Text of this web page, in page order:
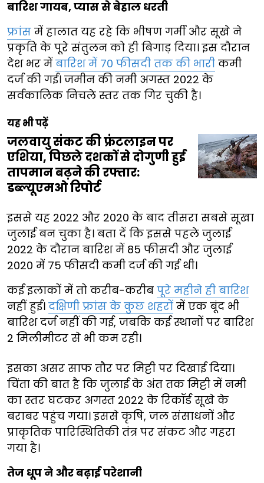
बारिश गायब, प्यास से बेहाल धरती
फ्रांस में हालात यह रहे कि भीषण गर्मी और सूखे ने
प्रकृति के पूरे संतुलन को ही बिगाड़ दिया। इस दौरान
देश भर में बारिश में 70 फीसदी तक की भारी कमी
दर्ज की गई। जमीन की नमी अगस्त 2022 के
सर्वकालिक निचले स्तर तक गिर चुकी है।
यह भी पढ़ें
जलवायु संकट की फ्रंटलाइन पर
एशिया, पिछले दशकों से दोगुणी हुई
तापमान बढ़ने की रफ्तार:
डब्ल्यूएमओ रिपोर्ट
इससे यह 2022 और 2020 के बाद तीसरा सबसे सूखा
जुलाई बन चुका है। बता दें कि इससे पहले जुलाई
2022 के दौरान बारिश में 85 फीसदी और जुलाई
2020 में 75 फीसदी कमी दर्ज की गई थी।
कई इलाकों में तो करीब-करीब पूरे महीने ही बारिश
नहीं हुई। दक्षिणी फ्रांस के कुछ शहरों में एक बूंद भी
बारिश दर्ज नहीं की गई, जबकि कई स्थानों पर बारिश
2 मिलीमीटर से भी कम रही।
इसका असर साफ तौर पर मिट्टी पर दिखाई दिया।
चिंता की बात है कि जुलाई के अंत तक मिट्टी में नमी
का स्तर घटकर अगस्त 2022 के रिकॉर्ड सूखे के
बराबर पहुंच गया। इससे कृषि, जल संसाधनों और
प्राकृतिक पारिस्थितिकी तंत्र पर संकट और गहरा
गया है।
तेज धूप ने और बढ़ाई परेशानी